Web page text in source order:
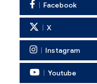
Facebook
X
Instagram
Youtube